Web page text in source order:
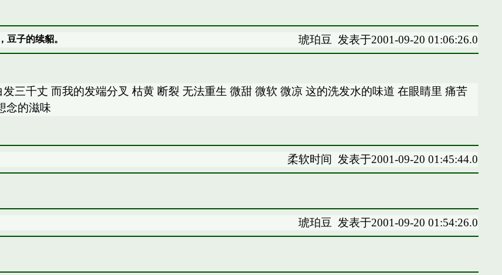
豆子的续貂。 琥珀豆 发表于2001-09-20 01:06:26.0
三千丈 而我的发端分叉 枯黄 断裂 无法重生 微甜 微软 微凉 这的洗发水的味道 在眼睛里 痛苦
念的滋味
柔软时间 发表于2001-09-20 01:45:44.0
琥珀豆 发表于2001-09-20 01:54:26.0